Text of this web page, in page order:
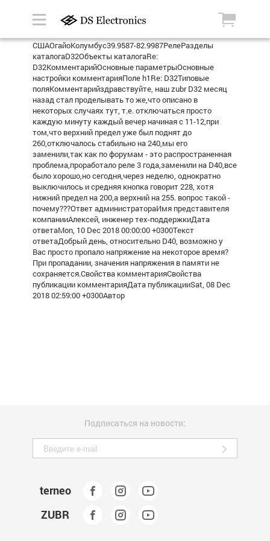
СШАОгайоКолумбус39.9587-82.9987РелеРазделы
каталогаD32Объекты каталогаRe:
D32КомментарийОсновные параметрыОсновные
настройки комментарияПоле h1Re: D32Типовые
поляКомментарийздравствуйте, наш zubr D32 месяц
назад стал проделывать то же,что описано в
некоторых случаях тут, т.е. отключаться просто
каждую минуту каждый вечер начиная с 11-12,при
том,что верхний предел уже был поднят до
260,отключалось стабильно на 240,мы его
заменили,так как по форумам - это распространенная
проблема,проработало реле 3 года,заменили на D40,все
было хорошо,но сегодня,через неделю, однократно
выключилось и средняя кнопка говорит 228, хотя
нижний предел на 200,а верхний на 255. вопрос такой -
почему???Ответ администратораИмя представителя
компанииАлексей, инженер тех-поддержкиДата
ответаMon, 10 Dec 2018 00:00:00 +0300Текст
ответаДобрый день, относительно D40, возможно у
Вас просто пропало напряжение на некоторое время?
При пропадании, значения напряжения в памяти не
сохраняется.Свойства комментарияСвойства
публикации комментарияДата публикацииSat, 08 Dec
2018 02:59:00 +0300Автор
Подписаться на новости:
terneo
ZUBR